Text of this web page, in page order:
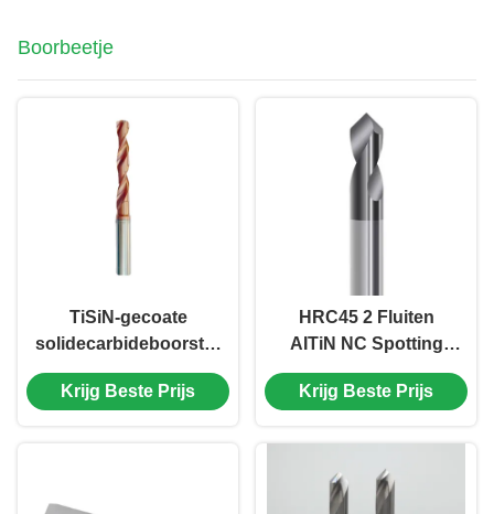
Boorbeetje
TiSiN-gecoate
solidecarbideboorstuk
5D HRC55
wolfraamcarbideboorstuk
Krijg Beste Prijs
HRC45 2 Fluiten
AITiN NC Spotting
Drill Bit Precision
Machining Solid
Krijg Beste Prijs